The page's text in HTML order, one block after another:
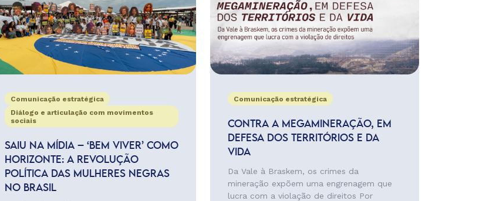
Comunicação estratégica
Diálogo e articulação com movimentos
sociais
SAIU NA MÍDIA – ‘BEM VIVER’ COMO
HORIZONTE: A REVOLUÇÃO
POLÍTICA DAS MULHERES NEGRAS
NO BRASIL
Comunicação estratégica
CONTRA A MEGAMINERAÇÃO, EM
DEFESA DOS TERRITÓRIOS E DA
VIDA
Da Vale à Braskem, os crimes da
mineração expõem uma engrenagem que
lucra com a violação de direitos Por